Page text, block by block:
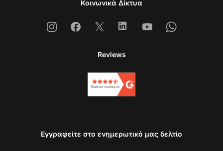
Κοινωνικά Δίκτυα
InstagramFacebook
X LinkedinYoutubeWhatsapp
Reviews
Εγγραφείτε στο ενημερωτικό μας δελτίο